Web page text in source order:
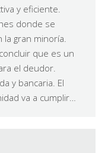
y eficiente.
donde se
la gran minoría.
que es un
el deudor.
y bancaria. El
va a cumplir…